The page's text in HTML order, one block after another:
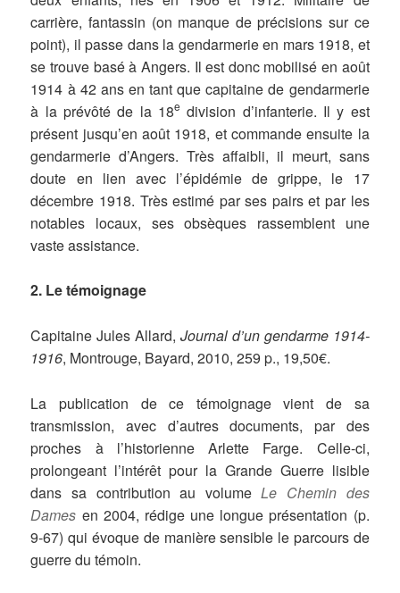
carrière, fantassin (on manque de précisions sur ce
point), il passe dans la gendarmerie en mars 1918, et
se trouve basé à Angers. Il est donc mobilisé en août
1914 à 42 ans en tant que capitaine de gendarmerie
à la prévôté de la 18e division d’infanterie. Il y est
présent jusqu’en août 1918, et commande ensuite la
gendarmerie d’Angers. Très affaibli, il meurt, sans
doute en lien avec l’épidémie de grippe, le 17
décembre 1918. Très estimé par ses pairs et par les
notables locaux, ses obsèques rassemblent une
vaste assistance.
2. Le témoignage
Capitaine Jules Allard, Journal d’un gendarme 1914-
1916, Montrouge, Bayard, 2010, 259 p., 19,50€.
La publication de ce témoignage vient de sa
transmission, avec d’autres documents, par des
proches à l’historienne Arlette Farge. Celle-ci,
prolongeant l’intérêt pour la Grande Guerre lisible
dans sa contribution au volumeLe Chemin des
Dames en 2004, rédige une longue présentation (p.
9-67) qui évoque de manière sensible le parcours de
guerre du témoin.